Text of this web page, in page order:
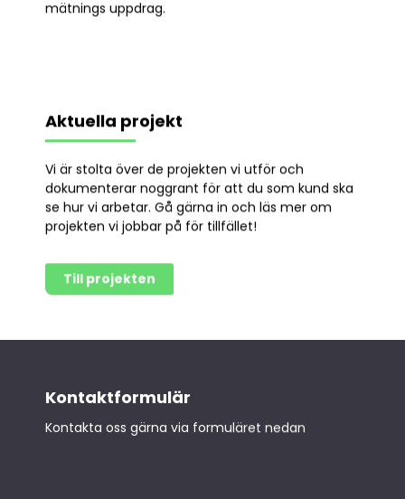
mätnings uppdrag.
Aktuella projekt
Vi är stolta över de projekten vi utför och
dokumenterar noggrant för att du som kund ska
se hur vi arbetar. Gå gärna in och läs mer om
projekten vi jobbar på för tillfället!
Till projekten
Kontaktformulär
Kontakta oss gärna via formuläret nedan